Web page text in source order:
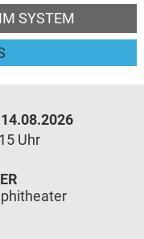
SYSTEM
14.08.2026
Uhr